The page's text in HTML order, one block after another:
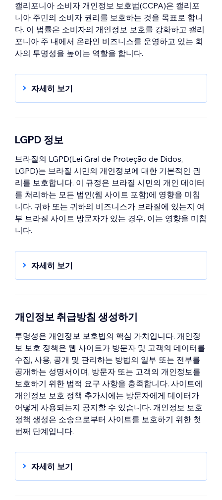
캘리포니아 소비자 개인정보 보호법(CCPA)은 캘리포
니아 주민의 소비자 권리를 보호하는 것을 목표로 합니
다. 이 법률은 소비자의 개인정보 보호를 강화하고 캘리
포니아 주 내에서 온라인 비즈니스를 운영하고 있는 회
사의 투명성을 높이는 역할을 합니다.
자세히 보기
CCPA에 대해 사이트 준비하기
Wix 및 CCPA
LGPD 정보
브라질의 LGPD(Lei Gral de Proteção de Didos,
LGPD)는 브라질 시민의 개인정보에 대한 기본적인 권
리를 보호합니다. 이 규정은 브라질 시민의 개인 데이터
를 처리하는 모든 법인(웹 사이트 포함)에 영향을 미칩
니다. 귀하 또는 귀하의 비즈니스가 브라질에 있는지 여
부 브라질 사이트 방문자가 있는 경우, 이는 영향을 미칩
니다.
자세히 보기
LGPD에 대해 Wix 사이트 준비하기
삭제될 권리
Wix와 LGPD
개인정보 취급방침 생성하기
투명성은 개인정보 보호법의 핵심 가치입니다. 개인정
보 보호 정책은 웹 사이트가 방문자 및 고객의 데이터를
수집, 사용, 공개 및 관리하는 방법의 일부 또는 전부를
공개하는 성명서이며, 방문자 또는 고객의 개인정보를
보호하기 위한 법적 요구 사항을 충족합니다. 사이트에
개인정보 보호 정책 추가시에는 방문자에게 데이터가
어떻게 사용되는지 공지할 수 있습니다. 개인정보 보호
정책 생성은 소송으로부터 사이트를 보호하기 위한 첫
번째 단계입니다.
자세히 보기
개인정보 보호정책 추가하기